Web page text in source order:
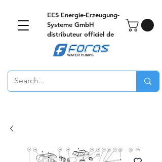
EES Energie-Erzeugung-
Systeme GmbH
distributeur officiel de